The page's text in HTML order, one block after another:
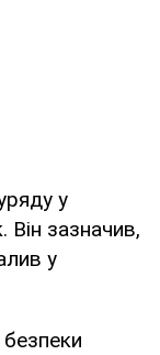
у
Він зазначив,
у